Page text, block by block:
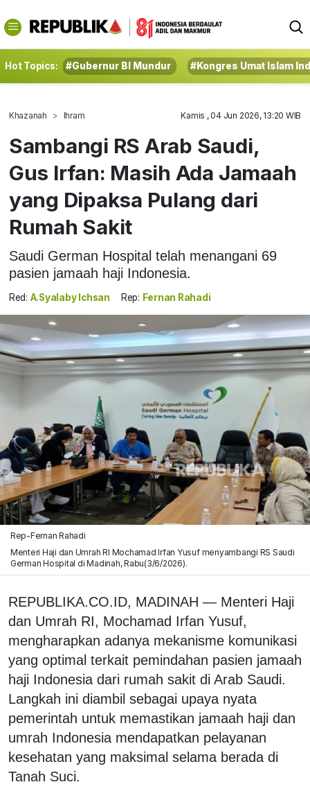
Hot Topics: #Gubernur BI Mundur #Kongres Umat Islam
Khazanah Ihram Kamis , 04 Jun 2026, 13:20 WIB
Sambangi RS Arab Saudi,
Gus Irfan: Masih Ada Jamaah
yang Dipaksa Pulang dari
Rumah Sakit
Saudi German Hospital telah menangani 69
pasien jamaah haji Indonesia.
Red: A.Syalaby Ichsan Rep: Fernan Rahadi
Rep-Fernan Rahadi
Menteri Haji dan Umrah RI Mochamad Irfan Yusuf menyambangi RS Saudi
German Hospital di Madinah, Rabu(3/6/2026).
REPUBLIKA.CO.ID, MADINAH — Menteri Haji
dan Umrah RI, Mochamad Irfan Yusuf,
mengharapkan adanya mekanisme komunikasi
yang optimal terkait pemindahan pasien jamaah
haji Indonesia dari rumah sakit di Arab Saudi.
Langkah ini diambil sebagai upaya nyata
pemerintah untuk memastikan jamaah haji dan
umrah Indonesia mendapatkan pelayanan
kesehatan yang maksimal selama berada di
Tanah Suci.